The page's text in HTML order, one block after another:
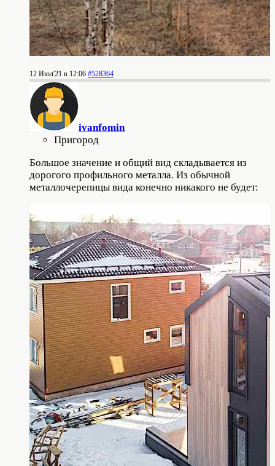
12 Июл'21 в 12:06 #528364
ivanfomin
Пригород
Большое значение и общий вид складывается из
дорогого профильного металла. Из обычной
металлочерепицы вида конечно никакого не будет: